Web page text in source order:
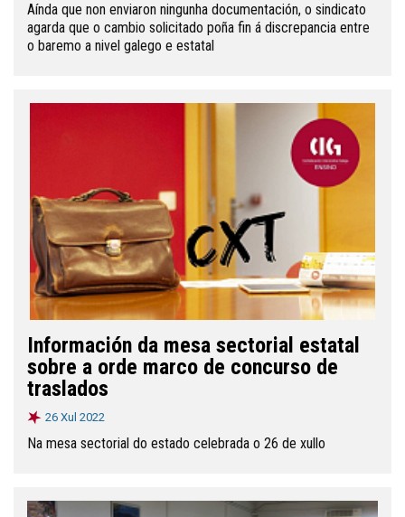
Aínda que non enviaron ningunha documentación, o sindicato
agarda que o cambio solicitado poña fin á discrepancia entre
o baremo a nivel galego e estatal
Información da mesa sectorial estatal
sobre a orde marco de concurso de
traslados
26 Xul 2022
Na mesa sectorial do estado celebrada o 26 de xullo